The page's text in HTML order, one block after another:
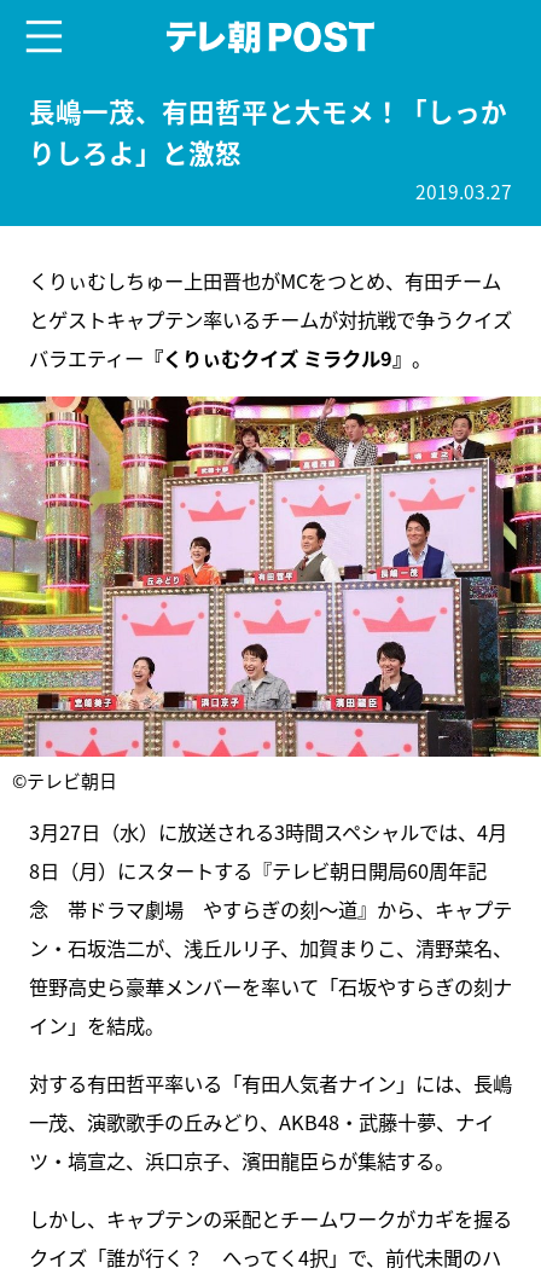
長嶋一茂、有田哲平と大モメ！「しっか
りしろよ」と激怒
2019.03.27
くりぃむしちゅー上田晋也がMCをつとめ、有田チーム
とゲストキャプテン率いるチームが対抗戦で争うクイズ
バラエティー 『くりぃむクイズ ミラクル9』 。
©テレビ朝日
3月27日（水）に放送される3時間スペシャルでは、4月
8日（月）にスタートする『テレビ朝日開局60周年記
念 帯ドラマ劇場 やすらぎの刻～道』から、キャプテ
ン・石坂浩二が、浅丘ルリ子、加賀まりこ、清野菜名、
笹野高史ら豪華メンバーを率いて「石坂やすらぎの刻ナ
イン」を結成。
対する有田哲平率いる「有田人気者ナイン」には、長嶋
一茂、演歌歌手の丘みどり、AKB48・武藤十夢、ナイ
ツ・塙宣之、浜口京子、濱田龍臣らが集結する。
しかし、キャプテンの采配とチームワークがカギを握る
クイズ「誰が行く？ へってく4択」で、前代未聞のハ